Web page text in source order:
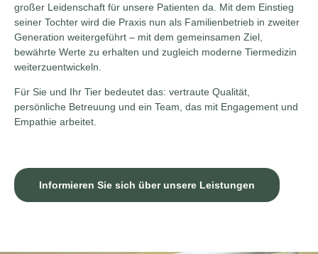
großer Leidenschaft für unsere Patienten da. Mit dem Einstieg
seiner Tochter wird die Praxis nun als Familienbetrieb in zweiter
Generation weitergeführt – mit dem gemeinsamen Ziel,
bewährte Werte zu erhalten und zugleich moderne Tiermedizin
weiterzuentwickeln.
Für Sie und Ihr Tier bedeutet das: vertraute Qualität,
persönliche Betreuung und ein Team, das mit Engagement und
Empathie arbeitet.
Informieren Sie sich über unsere Leistungen